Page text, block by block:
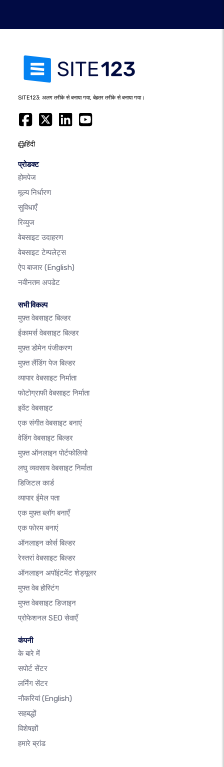
SITE123: अलग तरीके से बनाया गया, बेहतर तरीके से बनाया गया।
हिंदी
प्रोडक्ट
होमपेज
मूल्य निर्धारण
सुविधाएँ
रिव्युज
वेबसाइट उदाहरण
वेबसाइट टेम्पलेट्स
ऐप बाजार (English)
नवीनतम अपडेट
सभी विकल्प
मुफ़्त वेबसाइट बिल्डर
ईकामर्स वेबसाइट बिल्डर
मुफ़्त डोमेन पंजीकरण
मुफ़्त लैंडिंग पेज बिल्डर
व्यापार वेबसाइट निर्माता
फोटोग्राफी वेबसाइट निर्माता
इवेंट वेबसाइट
एक संगीत वेबसाइट बनाएं
वेडिंग वेबसाइट बिल्डर
मुफ़्त ऑनलाइन पोर्टफोलियो
लघु व्यवसाय वेबसाइट निर्माता
डिजिटल कार्ड
व्यापार ईमेल पता
एक मुफ़्त ब्लॉग बनाएँ
एक फोरम बनाएं
ऑनलाइन कोर्स बिल्डर
रेस्तरां वेबसाइट बिल्डर
ऑनलाइन अपॉइंटमेंट शेड्यूलर
मुफ्त वेब होस्टिंग
मुफ्त वेबसाइट डिजाइन
प्रोफेशनल SEO सेवाएँ
कंपनी
के बारे में
सपोर्ट सेंटर
लर्निंग सेंटर
नौकरियां(English)
सहबद्धों
विशेषज्ञों
हमारे ब्रांड